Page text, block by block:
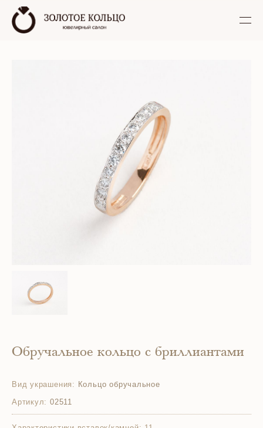
Обручальное кольцо с бриллиантами
Вид украшения: Кольцо обручальное
Артикул: 02511